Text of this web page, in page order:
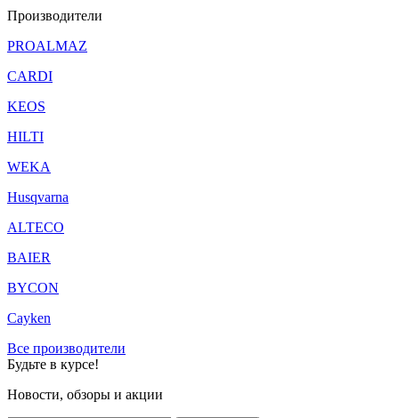
Производители
PROALMAZ
CARDI
KEOS
HILTI
WEKA
Husqvarna
ALTECO
BAIER
BYCON
Cayken
Все производители
Будьте в курсе!
Новости, обзоры и акции